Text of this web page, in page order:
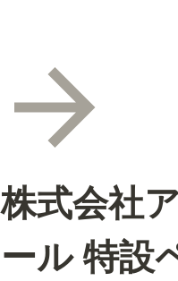
株式会社
ール 特設